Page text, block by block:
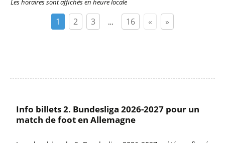
Les horaires sont affichés en heure locale
1 2 3 … 16 « »
Info billets 2. Bundesliga 2026-2027 pour un
match de foot en Allemagne